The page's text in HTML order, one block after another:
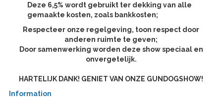
Deze 6,5% wordt gebruikt ter dekking van alle
gemaakte kosten, zoals bankkosten;
Respecteer onze regelgeving, toon respect door
anderen ruimte te geven;
Door samenwerking worden deze show speciaal en
onvergetelijk.
HARTELIJK DANK! GENIET VAN ONZE GUNDOGSHOW!
Information